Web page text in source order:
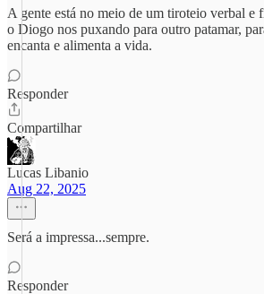
A gente está no meio de um tiroteio verbal e
o Diogo nos puxando para outro patamar,
encanta e alimenta a vida.
Responder
Compartilhar
Lucas Libanio
Aug 22, 2025
Será a impressa...sempre.
Responder